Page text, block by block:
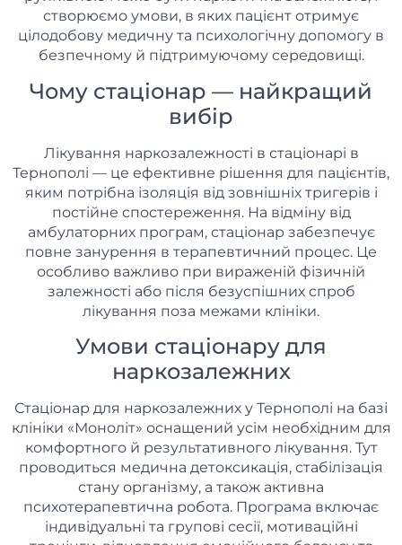
створюємо умови, в яких пацієнт отримує
цілодобову медичну та психологічну допомогу в
безпечному й підтримуючому середовищі.
Чому стаціонар — найкращий
вибір
Лікування наркозалежності в стаціонарі в
Тернополі — це ефективне рішення для пацієнтів,
яким потрібна ізоляція від зовнішніх тригерів і
постійне спостереження. На відміну від
амбулаторних програм, стаціонар забезпечує
повне занурення в терапевтичний процес. Це
особливо важливо при вираженій фізичній
залежності або після безуспішних спроб
лікування поза межами клініки.
Умови стаціонару для
наркозалежних
Стаціонар для наркозалежних у Тернополі на базі
клініки «Моноліт» оснащений усім необхідним для
комфортного й результативного лікування. Тут
проводиться медична детоксикація, стабілізація
стану організму, а також активна
психотерапевтична робота. Програма включає
індивідуальні та групові сесії, мотиваційні